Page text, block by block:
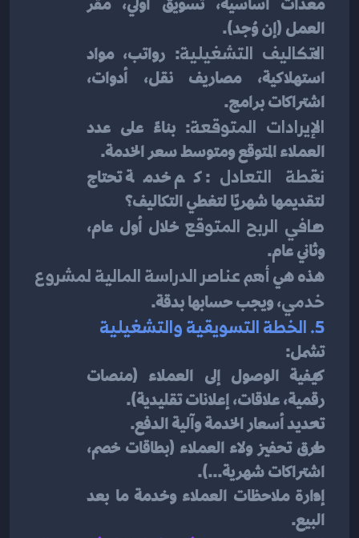
العمل (إن وُجد).
التكاليف التشغيلية : رواتب، مواد
اشتراكات برامج.
الإيرادات المتوقعة : بناءً على عدد
العملاء المتوقع ومتوسط سعر الخدمة.
نقطة التعادل
لتقديمها شهريًا لتغطي التكاليف؟
صافي الربح المتوقع
وثاني عام.
هذه هي
خدمي، ويجب حسابها بدقة.
5. الخطة التسويقية والتشغيلية
تشمل:
رقمية، علاقات، إعلانات تقليدية).
تحديد أسعار الخدمة وآلية الدفع.
اشتراكات شهرية...).
إدارة ملاحظات العملاء وخدمة ما بعد
البيع.